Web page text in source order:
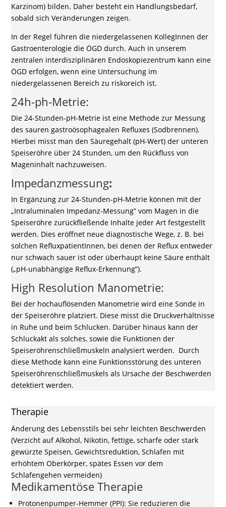
Karzinom) bilden. Daher besteht ein Handlungsbedarf,
sobald sich Veränderungen zeigen.
In der Regel führen die niedergelassenen KollegInnen der
Gastroenterologie die ÖGD durch. Auch in unserem
zentralen interdisziplinären Endoskopiezentrum kann eine
ÖGD erfolgen, wenn eine Untersuchung im
niedergelassenen Bereich zu riskoreich ist.
24h-ph-Metrie:
Die 24-Stunden-pH-Metrie ist eine Methode zur Messung
des sauren gastroösophagealen Refluxes (Sodbrennen).
Hierbei misst man den Säuregehalt (pH-Wert) der unteren
Speiseröhre über 24 Stunden, um den Rückfluss von
Mageninhalt nachzuweisen.
Impedanzmessung:
In Ergänzung zur 24-Stunden-pH-Metrie können mit der
„Intraluminalen Impedanz-Messung” vom Magen in die
Speiseröhre zurückfließende Inhalte jeder Art festgestellt
werden. Dies eröffnet neue diagnostische Wege, z. B. bei
solchen RefluxpatientInnen, bei denen der Reflux entweder
nur schwach sauer ist oder überhaupt keine Säure enthält
(„pH-unabhängige Reflux-Erkennung”).
High Resolution Manometrie:
Bei der hochauflösenden Manometrie wird eine Sonde in
der Speiseröhre platziert. Diese misst die Druckverhältnisse
in Ruhe und beim Schlucken. Darüber hinaus kann der
Schluckakt als solches, sowie die Funktionen der
Speiseröhrenschließmuskeln analysiert werden. Durch
diese Methode kann eine Funktionsstörung des unteren
Speiseröhrenschließmuskels als Ursache der Beschwerden
detektiert werden.
Therapie
Änderung des Lebensstils bei sehr leichten Beschwerden
(Verzicht auf Alkohol, Nikotin, fettige, scharfe oder stark
gewürzte Speisen, Gewichtsreduktion, Schlafen mit
erhöhtem Oberkörper, spätes Essen vor dem
Schlafengehen vermeiden)
Medikamentöse Therapie
Protonenpumper-Hemmer (PPI): Sie reduzieren die